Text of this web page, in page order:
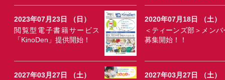
2023年07月23日 （日）
閲覧型電子書籍サービス
「KinoDen」提供開始！
2020年07月18日 （土）
＜ティーンズ部＞メンバ
募集開始！！
2027年03月27日 （土）
2027年03月27日 （土）